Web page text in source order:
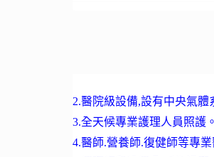
2.醫院級設備,設有中央氣體
3.全天候專業護理人員照護。
4.醫師.營養師.復健師等專業